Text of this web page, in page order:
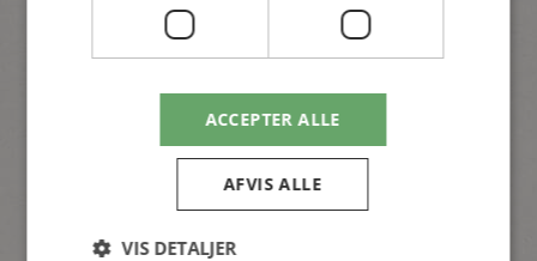
Der kan nemt dukke flere spørgsmål op, når du anvender
Champost Jordforbedring. Hvorfor holder det på
fugten? Kan forårsløgene godt komme op i gennem og
hvorfor er der hvid skimmel i jordforbedringen? Alt dette
og meget mere kan du finde svar på siden:
ACCEPTER ALLE
AFVIS ALLE
VIS DETALJER